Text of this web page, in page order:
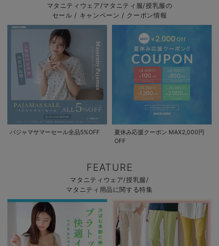
マタニティウェア/マタニティ服/授乳服の
セール / キャンペーン / クーポン情報
パジャマサマーセール全品5%OFF
夏休み応援クーポン MAX2,000円
OFF
FEATURE
マタニティウェア/授乳服/
マタニティ用品に関する特集